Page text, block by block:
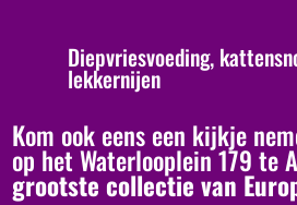
Diepvriesvoeding,
lekkernijen
Kom ook eens een kijkje
op het Waterlooplein 179 te
grootste collectie van